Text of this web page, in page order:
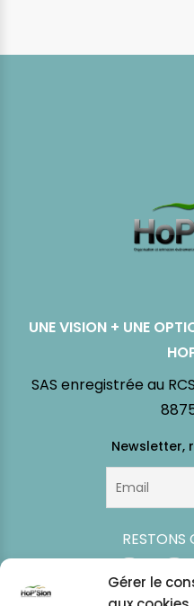
Gérer le
UNE VISION + UNE
SAS enregistrée au
RESTONS